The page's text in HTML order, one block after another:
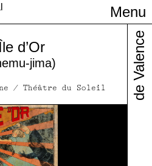
Menu
pratiques
d’Or
jima)
/ Théâtre du Soleil de Valence